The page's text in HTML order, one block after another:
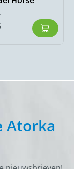
Atorka